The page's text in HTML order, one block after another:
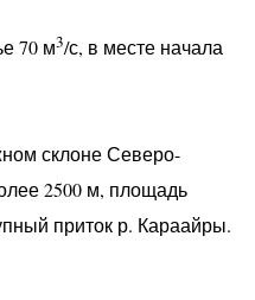
70 м3/с, в месте начала
склоне Северо-
2500 м, площадь
приток р. Караайры.